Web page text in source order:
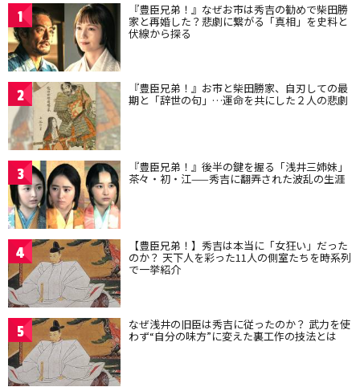
1 『豊臣兄弟！』なぜお市は秀吉の勧めで柴田勝
家と再婚した？悲劇に繋がる「真相」を史料と
伏線から探る
2 『豊臣兄弟！』お市と柴田勝家、自刃しての最
期と「辞世の句」…運命を共にした２人の悲劇
3 『豊臣兄弟！』後半の鍵を握る「浅井三姉妹」
茶々・初・江——秀吉に翻弄された波乱の生涯
4 【豊臣兄弟！】秀吉は本当に「女狂い」だった
のか？ 天下人を彩った11人の側室たちを時系列
で一挙紹介
5 なぜ浅井の旧臣は秀吉に従ったのか？ 武力を使
わず“自分の味方”に変えた裏工作の技法とは